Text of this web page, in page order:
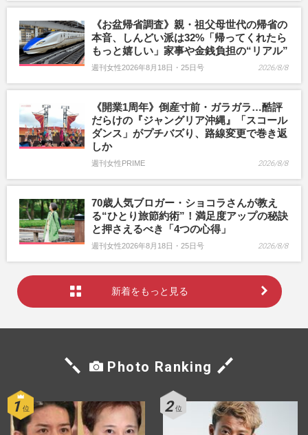
《お盆帰省調査》親・祖父母世代の帰省の
本音、しんどい派は32%「帰ってくれたら
もっと嬉しい」家事や金銭負担の“リアル”
週刊女性2026年8月18日・25日号 2026/8/8
《開業1周年》倒産寸前・ガラガラ…酷評
だらけの『ジャングリア沖縄』「スコール
ダンス」がプチバズり、路線変更で巻き返
しか
週刊女性PRIME 2026/8/8
70歳人気ブロガー・ショコラさんが教え
る“ひとり旅節約術”！満足度アップの秘訣
と押さえるべき「4つの心得」
週刊女性2026年8月18日・25日号 2026/8/8
新着をもっと見る
Photo Ranking